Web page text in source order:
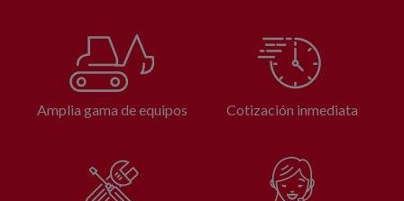
Amplia gama de equipos Cotización inmediata